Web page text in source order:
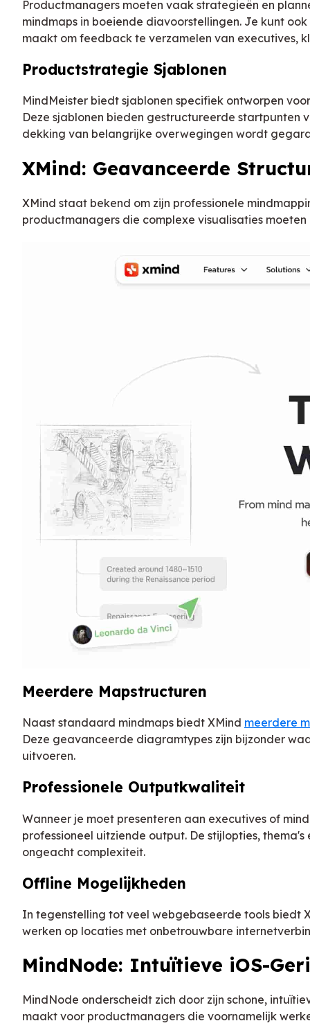
Productmanagers moeten vaak strategieën en
mindmaps in boeiende diavoorstellingen. Je kunt
maakt om feedback te verzamelen van executives,
Productstrategie Sjablonen
MindMeister biedt sjablonen specifiek ontworpen
Deze sjablonen bieden gestructureerde
dekking van belangrijke overwegingen wordt
XMind: Geavanceerde
XMind staat bekend om zijn professionele
productmanagers die complexe visualisaties
Meerdere Mapstructuren
Naast standaard mindmaps biedt XMind meerdere
Deze geavanceerde diagramtypes zijn bijzonder
uitvoeren.
Professionele Outputkwaliteit
Wanneer je moet presenteren aan executives of
professioneel uitziende output. De stijlopties,
ongeacht complexiteit.
Offline Mogelijkheden
In tegenstelling tot veel webgebaseerde tools biedt
werken op locaties met onbetrouwbare
MindNode: Intuïtieve iOS-
MindNode onderscheidt zich door zijn schone,
maakt voor productmanagers die voornamelijk